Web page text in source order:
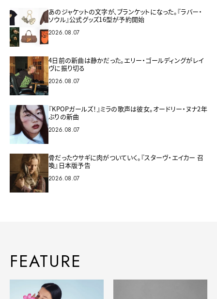
あのジャケットの文字が、ブランケットになった。『ラバー・
ソウル』公式グッズ16型が予約開始
2026.08.07
4日前の新曲は静かだった。エリー・ゴールディングがレイ
ヴに振り切る
2026.08.07
『KPOPガールズ！』ミラの歌声は彼女。オードリー・ヌナ2年
ぶりの新曲
2026.08.07
骨だったウサギに肉がついていく。『スターヴ・エイカー 召
喚』日本版予告
2026.08.07
FEATURE